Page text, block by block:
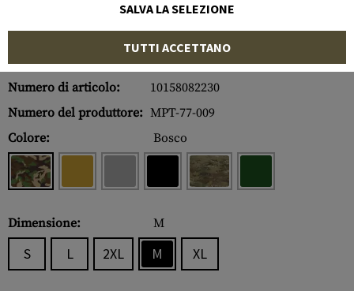
Numero di articolo:
10158082230
Numero del produttore: MPT-77-009
Colore:
Bosco
Dimensione: M
S L 2XL M XL
SALVA LA SELEZIONE
TUTTI ACCETTANO